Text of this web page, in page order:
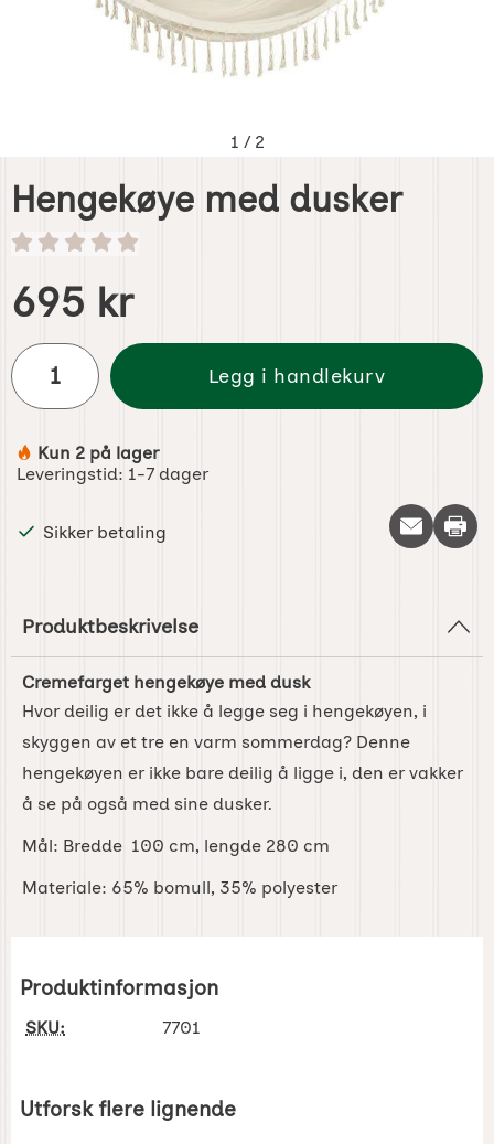
1 / 2
Hengekøye med dusker
Handle dette produktet, Hengekøye med dusker
pris
695 kr
antall
Legg i handlekurv
Produkttilgjengelighet:
Kun 2 på lager
Leveringstid: 1-7 dager
Sikker betaling Skriv
Produktbeskrivelse
Cremefarget hengekøye med dusk
Hvor deilig er det ikke å legge seg i hengekøyen, i
skyggen av et tre en varm sommerdag? Denne
hengekøyen er ikke bare deilig å ligge i, den er vakker
å se på også med sine dusker.
Mål: Bredde 100 cm, lengde 280 cm
Materiale: 65% bomull, 35% polyester
Produktinformasjon
SKU: 7701
Utforsk flere lignende